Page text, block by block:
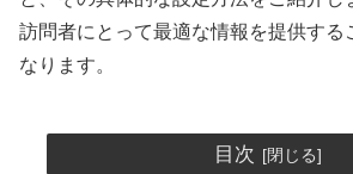
訪問者にとって最適な情報を提供する
なります。
目次